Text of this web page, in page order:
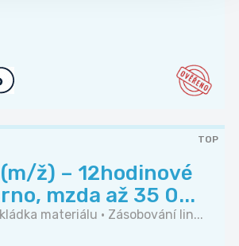
TOP
ž) – 12hodinové
mzda až 35 0...
materiálu • Zásobování lin...